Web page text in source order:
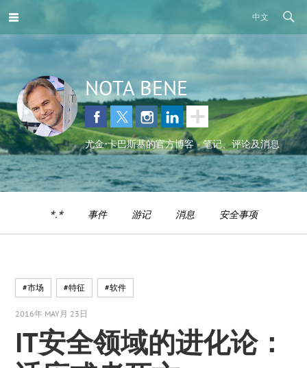
中文
NOTA BENE
尤金•卡巴斯基的官方博客 - 笔记、评论及消息
*.* 事件 游记 消息 安全事项
#市场 #特征 #软件
2016年 MAY月 23日
IT安全领域的进化论：